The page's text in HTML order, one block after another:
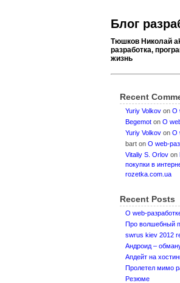
Блог
Тюшков Николай
разработка,
жизнь
Recent
Yuriy Volkov on О
Begemot on О
Yuriy Volkov on О
bart on О web-
Vitaliy S. Orlov on
покупки в
rozetka.com.ua
Recent Posts
О web-
Про волшебный
swrus kiev 2012
Андроид –
Апдейт на
Пролетел мимо
Резюме